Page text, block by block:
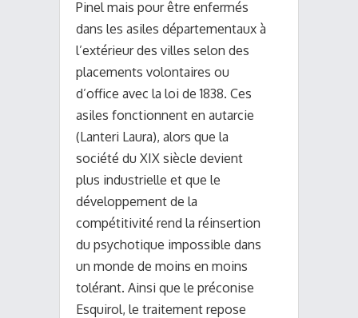
Pinel mais pour être enfermés
dans les asiles départementaux à
l’extérieur des villes selon des
placements volontaires ou
d’office avec la loi de 1838. Ces
asiles fonctionnent en autarcie
(Lanteri Laura), alors que la
société du XIX siècle devient
plus industrielle et que le
développement de la
compétitivité rend la réinsertion
du psychotique impossible dans
un monde de moins en moins
tolérant. Ainsi que le préconise
Esquirol, le traitement repose